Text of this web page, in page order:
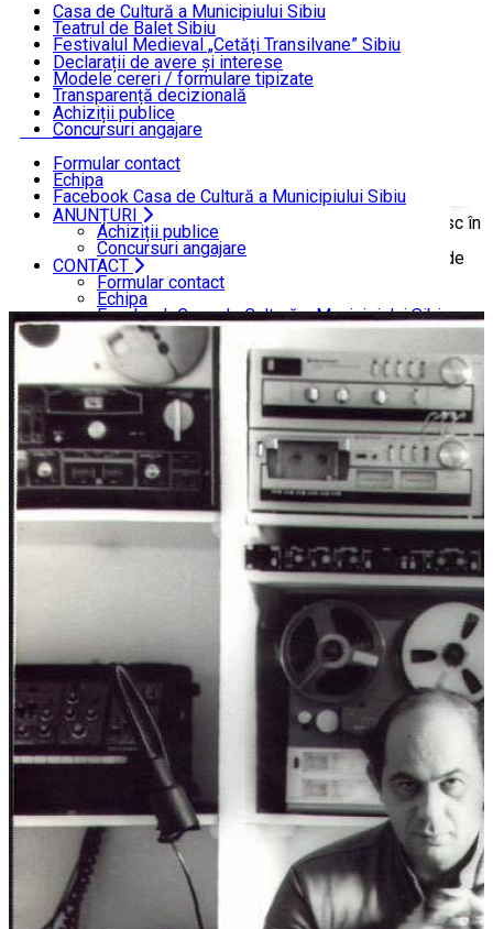
INFORMAȚII DE INTERES PUBLIC
ANUNȚURI
CONTACT
Casa de Cultură a Municipiului Sibiu
Teatrul de Balet Sibiu
Festivalul Medieval „Cetăți Transilvane” Sibiu
Funcționare
Declarații de avere și interese
Modele cereri / formulare tipizate
Transparență decizională
Achiziții publice
Concursuri angajare
Formular contact
Echipa
Facebook Casa de Cultură a Municipiului Sibiu
Facebook Teatrul de Balet Sibiu
Instagram Teatrul de Balet Sibiu
YouTube Teatrul de Balet Sibiu
ANUNȚURI
Achiziții publice
Concursuri angajare
CONTACT
Formular contact
Echipa
Facebook Casa de Cultură a Municipiului Sibiu
Facebook Teatrul de Balet Sibiu
Instagram Teatrul de Balet Sibiu
YouTube Teatrul de Balet Sibiu
Acasă ȘTIRI
Muzică electronică și folclor românesc în
cea mai nouă producție de dans contemporan a Teatrului de
Balet Sibiu